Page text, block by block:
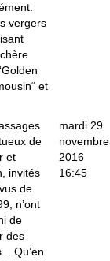
vergers
et
de
et
invités
de
n’ont
de
des
Qu’en
mardi 29
novembre
2016
16:45